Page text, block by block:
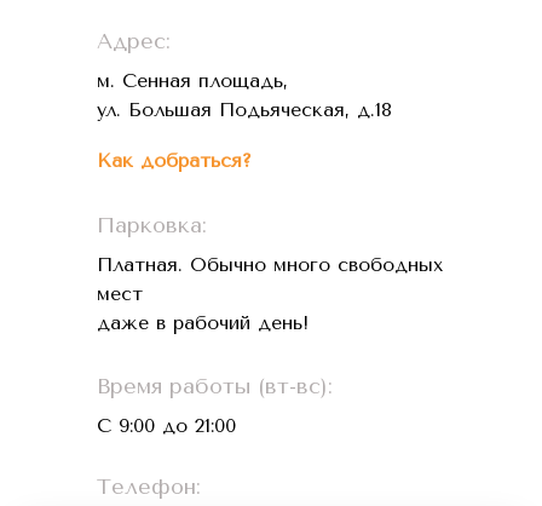
Телефон:
Время работы (вт-вс):
Адрес:
Парковка:
С 9:00 до 21:00
м. Сенная площадь,
ул. Большая Подьяческая, д.18
Платная. Обычно много свободных
мест
даже в рабочий день!
Как добраться?